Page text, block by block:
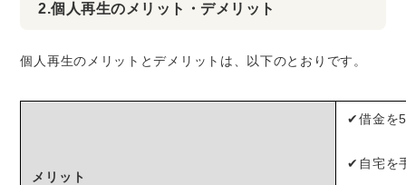
2.個人再生のメリット・デメリット
個人再生のメリットとデメリットは、以下のとおりです。
メリット
✔借金を
✔自宅を